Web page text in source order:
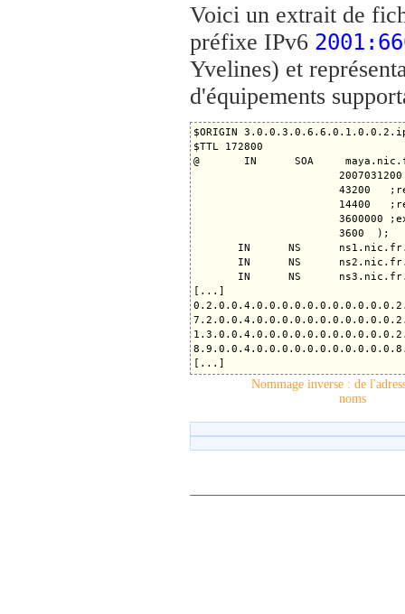
Voici un extrait de
préfixe IPv6
Yvelines) et
d'équipements
$ORIGIN
$TTL 172800
@       IN      SOA
43200
14400
3600000
                       3600  );
IN      NS
IN      NS
IN      NS
[...]
Nommage inverse : de
noms